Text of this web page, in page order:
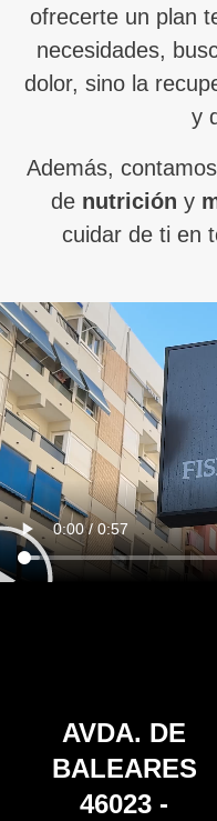
ofrecerte un plan
necesidades,
dolor, sino la
y
Además,
de nutrición y
cuidar de ti en
AVDA. DE
BALEARES
46023 -